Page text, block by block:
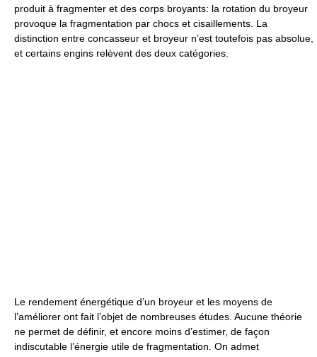
produit à fragmenter et des corps broyants: la rotation du broyeur
provoque la fragmentation par chocs et cisaillements. La
distinction entre concasseur et broyeur n’est toutefois pas absolue,
et certains engins relèvent des deux catégories.
Le rendement énergétique d’un broyeur et les moyens de
l’améliorer ont fait l’objet de nombreuses études. Aucune théorie
ne permet de définir, et encore moins d’estimer, de façon
indiscutable l’énergie utile de fragmentation. On admet